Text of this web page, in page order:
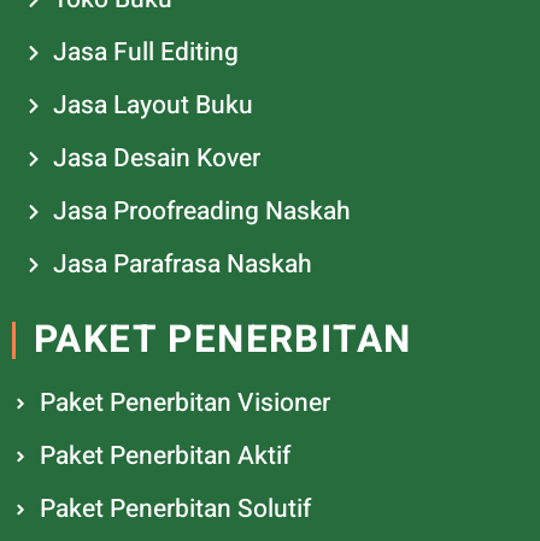
Jasa Full Editing
Jasa Layout Buku
Jasa Desain Kover
Jasa Proofreading Naskah
Jasa Parafrasa Naskah
PAKET PENERBITAN
Paket Penerbitan Visioner
Paket Penerbitan Aktif
Paket Penerbitan Solutif